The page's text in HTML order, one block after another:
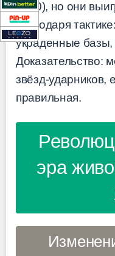
(.230), но они
благодаря
украденные
Доказательство:
звёзд-ударников,
правильная.
эра